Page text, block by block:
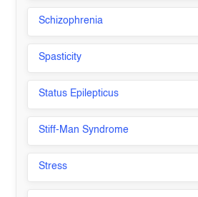
Schizophrenia
Spasticity
Status Epilepticus
Stiff-Man Syndrome
Stress